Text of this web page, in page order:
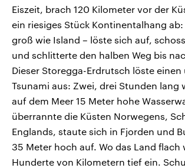
Eiszeit, brach 120 Kilometer vor der
ein riesiges Stück Kontinentalhang ab:
groß wie Island – löste sich auf,
und schlitterte den halben Weg bis
Dieser Storegga-Erdrutsch löste einen
Tsunami aus: Zwei, drei Stunden lang
auf dem Meer 15 Meter hohe
überrannte die Küsten Norwegens,
Englands, staute sich in Fjorden und
35 Meter hoch auf. Wo das Land flach
Hunderte von Kilometern tief ein.